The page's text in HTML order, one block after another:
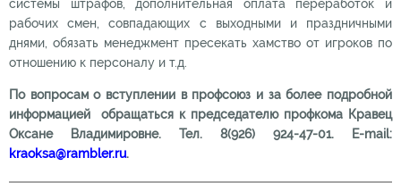
системы штрафов, дополнительная оплата переработок и
рабочих смен, совпадающих с выходными и праздничными
днями, обязать менеджмент пресекать хамство от игроков по
отношению к персоналу и т.д.
По вопросам о вступлении в профсоюз и за более подробной
информацией обращаться к председателю профкома Кравец
Оксане Владимировне. Тел. 8(926) 924-47-01.
E-mail:
kraoksa@rambler.ru.